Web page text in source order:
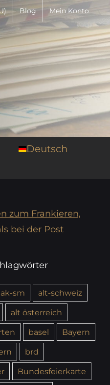
Blog Mein Konto
Deutsch
zum Frankieren,
bei der Post
ak-sm
alt-schweiz
alt österreich
basel
Bayern
brd
Bundesfeierkarte